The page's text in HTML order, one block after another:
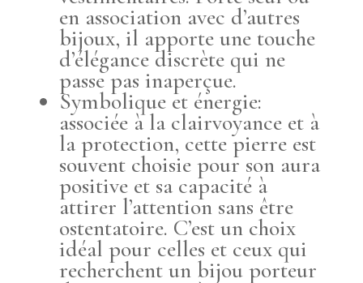
en association avec d’autres
bijoux, il apporte une touche
d’élégance discrète qui ne
passe pas inaperçue.
Symbolique et énergie:
associée à la clairvoyance et à
la protection, cette pierre est
souvent choisie pour son aura
positive et sa capacité à
attirer l’attention sans être
ostentatoire. C’est un choix
idéal pour celles et ceux qui
recherchent un bijou porteur